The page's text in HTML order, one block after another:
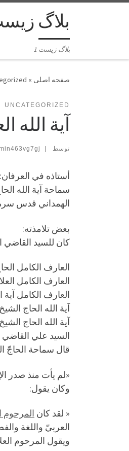
بلاگ
بلاگ زیست 1
»
UNCATEGORIZED
آية
توسط
أستاذه في العرفان:
سماحة آية ‌الله
الهمداني قدس
بعض تلامذته:
كان للسيد القاضي
العارف الكامل
العارف الكامل
العارف الكامل
آية الله الحاج
آية الله الحاج
السيد علي القاضي
قال سماحة الحاجّ
«لم يأت منذ صدر
وكان يقول:
« لقد كان المرحوم
العربيّ واللغة
ويقول المرحوم